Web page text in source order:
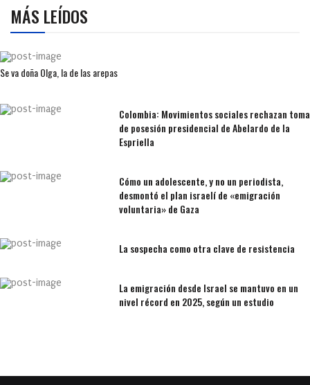
MÁS LEÍDOS
Se va doña Olga, la de las arepas
Colombia: Movimientos sociales rechazan toma
de posesión presidencial de Abelardo de la
Espriella
Cómo un adolescente, y no un periodista,
desmontó el plan israelí de «emigración
voluntaria» de Gaza
La sospecha como otra clave de resistencia
La emigración desde Israel se mantuvo en un
nivel récord en 2025, según un estudio